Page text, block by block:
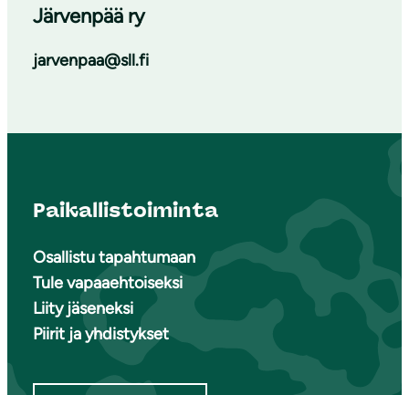
Järvenpää ry
jarvenpaa@sll.fi
Paikallistoiminta
Osallistu tapahtumaan
Tule vapaaehtoiseksi
Liity jäseneksi
Piirit ja yhdistykset